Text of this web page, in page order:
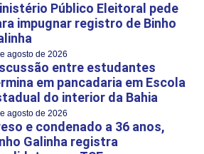
Público Eleitoral pede
impugnar registro de Binho
agosto de 2026
entre estudantes
em pancadaria em Escola
do interior da Bahia
agosto de 2026
e condenado a 36 anos,
Galinha registra